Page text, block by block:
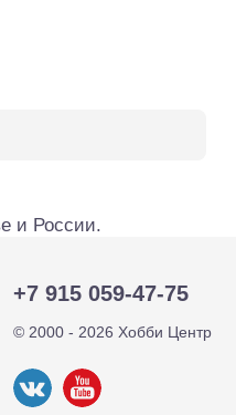
и России.
+7 915 059-47-75
© 2000 - 2026 Хобби Центр